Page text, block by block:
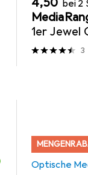
bei 2
1er Jewel
3
Optische